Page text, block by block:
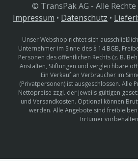
© TransPak AG - Alle
Impressum • Datenschutz •
Unser Webshop richtet sich
Unternehmer im Sinne des § 14 BGB,
Personen des öffentlichen Rechts (z. B.
Anstalten, Stiftungen und vergleichbare
Ein Verkauf an Verbraucher im
(Privatpersonen) ist ausgeschlossen. Alle
Nettopreise zzgl. der jeweils gültigen
und Versandkosten. Optional können
werden. Alle Angebote sind
Irrtümer